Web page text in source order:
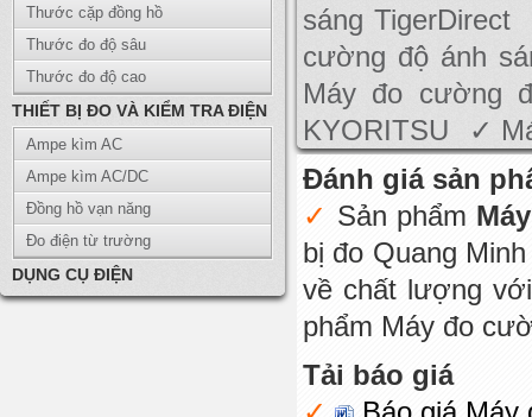
Thước cặp đồng hồ
Thước đo độ sâu
Thước đo độ cao
THIẾT BỊ ĐO VÀ KIỂM TRA ĐIỆN
Ampe kìm AC
Ampe kìm AC/DC
Đồng hồ vạn năng
Đo điện từ trường
DỤNG CỤ ĐIỆN
sáng TigerDirect
cường độ ánh
Máy đo cường
KYORITSU
Đánh giá sản
Sản phẩm
bị đo Quang
về chất lượng
phẩm Máy đo
Tải báo giá